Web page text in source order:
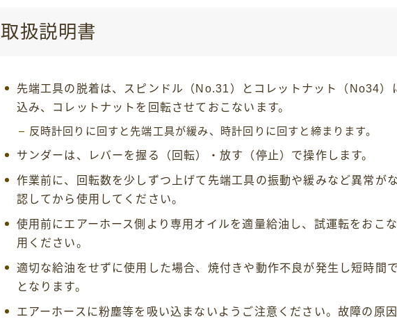
取扱説明書
先端工具の脱着は、スピンドル（No.31）とコレットナット（No34）
込み、コレットナットを回転させておこないます。
反時計回りに回すと先端工具が緩み、時計回りに回すと締まります。
サンダーは、レバーを握る（回転）・放す（停止）で操作します。
作業前に、回転数を少しずつ上げて先端工具の振動や緩みなど異常が
認してから使用してください。
使用前にエアーホース側より専用オイルを適量給油し、試運転をおこ
用ください。
適切な給油をせずに使用した場合、焼付きや動作不良が発生し短時間
となります。
エアーホースに粉塵等を吸い込まないようご注意ください。故障の原因